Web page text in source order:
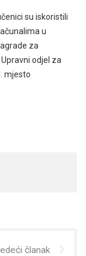
su iskoristili
u
za
odjel za
mjesto
članak